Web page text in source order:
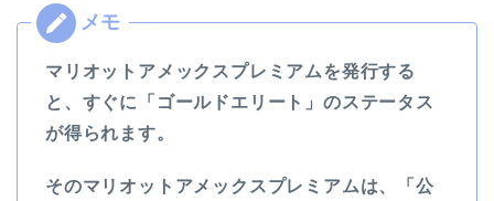
マリオットアメックスプレミアムを発行する
と、すぐに「ゴールドエリート」のステータス
が得られます。
そのマリオットアメックスプレミアムは、「公